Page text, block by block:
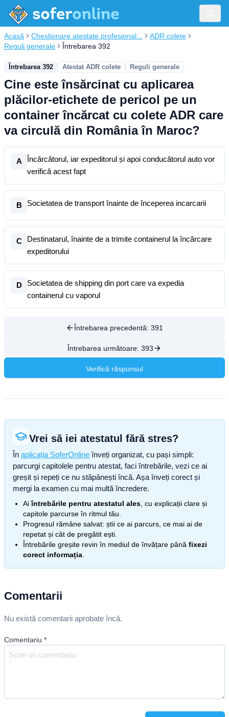
Acasă Chestionare atestate profesional...
ADR colete
Reguli generale
Întrebarea 392
Întrebarea 392 Atestat ADR colete Reguli generale
Cine este însărcinat cu aplicarea
plăcilor-etichete de pericol pe un
container încărcat cu colete ADR care
va circulă din România în Maroc?
A
Încărcătorul, iar expeditorul și apoi conducătorul auto vor
verifică acest fapt
B Societatea de transport înainte de începerea incarcarii
C
Destinatarul, înainte de a trimite containerul la încărcare
expeditorului
D
Societatea de shipping din port care va expedia
containerul cu vaporul
Întrebarea precedentă: 391
Întrebarea următoare: 393
Verifică răspunsul
Vrei să iei atestatul fără stres?
În aplicația SoferOnline înveți organizat, cu pași simpli:
parcurgi capitolele pentru atestat, faci întrebările, vezi ce ai
greșit și repeți ce nu stăpânești încă. Așa înveți corect și
mergi la examen cu mai multă încredere.
Aiîntrebările pentru atestatul ales , cu explicații clare și
capitole parcurse în ritmul tău.
Progresul rămâne salvat: știi ce ai parcurs, ce mai ai de
repetat și cât de pregătit ești.
Întrebările greșite revin în mediul de învățare până fixezi
corect informația
Comentarii
Nu există comentarii aprobate încă.
Comentariu *